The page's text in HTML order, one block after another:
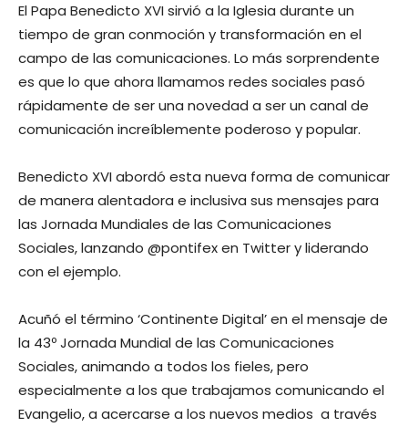
El Papa Benedicto XVI sirvió a la Iglesia durante un
tiempo de gran conmoción y transformación en el
campo de las comunicaciones. Lo más sorprendente
es que lo que ahora llamamos redes sociales pasó
rápidamente de ser una novedad a ser un canal de
comunicación increíblemente poderoso y popular.
Benedicto XVI abordó esta nueva forma de comunicar
de manera alentadora e inclusiva sus mensajes para
las Jornada Mundiales de las Comunicaciones
Sociales, lanzando @pontifex en Twitter y liderando
con el ejemplo.
Acuñó el término ‘Continente Digital’ en el mensaje de
la 43º Jornada Mundial de las Comunicaciones
Sociales, animando a todos los fieles, pero
especialmente a los que trabajamos comunicando el
Evangelio, a acercarse a los nuevos medios a través